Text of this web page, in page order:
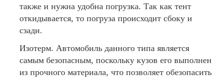
также и нужна удобна погрузка. Так как тент
откидывается, то погруза происходит сбоку и
сзади.
Изотерм. Автомобиль данного типа является
самым безопасным, поскольку кузов его выполнен
из прочного материала, что позволяет обезопасить